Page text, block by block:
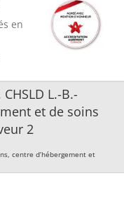
en
L.-B.-
et de soins
2
centre d’hébergement et